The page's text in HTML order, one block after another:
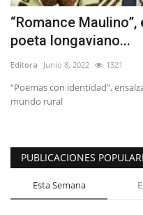
“Romance
poeta longaviano...
Editora Junio 8, 2022 1321
“Poemas con identidad”,
mundo rural
PUBLICACIONES
Esta Semana